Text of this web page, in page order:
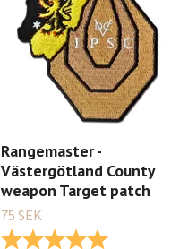
Rangemaster -
Västergötland County
weapon Target patch
75 SEK
Betyg: